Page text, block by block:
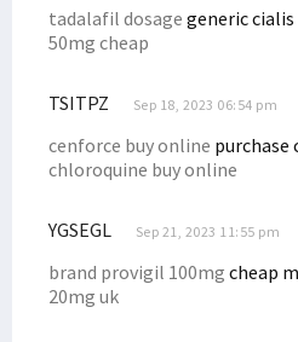
tadalafil dosage generic cialis
50mg cheap
TSITPZ Sep 18, 2023 06:54 pm
cenforce buy online purchase
chloroquine buy online
YGSEGL Sep 21, 2023 11:55 pm
brand provigil 100mg cheap
20mg uk